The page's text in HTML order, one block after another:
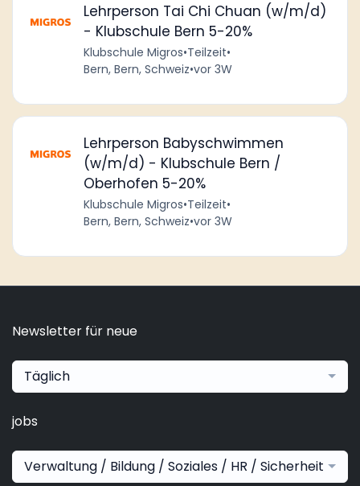
Lehrperson Tai Chi Chuan (w/m/d)
- Klubschule Bern 5-20%
Klubschule Migros•Teilzeit•
Bern, Bern, Schweiz•vor 3W
Lehrperson Babyschwimmen
(w/m/d) - Klubschule Bern /
Oberhofen 5-20%
Klubschule Migros•Teilzeit•
Bern, Bern, Schweiz•vor 3W
Newsletter für neue
Täglich
jobs
Verwaltung / Bildung / Soziales / HR / Sicherheit